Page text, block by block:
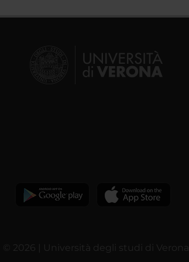
© 2026 | Università degli studi di Verona